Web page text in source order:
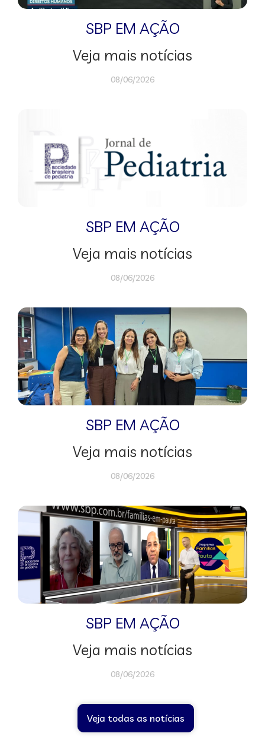
SBP EM AÇÃO
Veja mais notícias
08/06/2026
SBP EM AÇÃO
Veja mais notícias
08/06/2026
SBP EM AÇÃO
Veja mais notícias
08/06/2026
SBP EM AÇÃO
Veja mais notícias
08/06/2026
Veja todas as notícias